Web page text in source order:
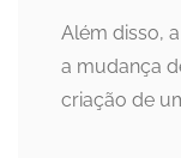
Além disso,
a mudança
criação de